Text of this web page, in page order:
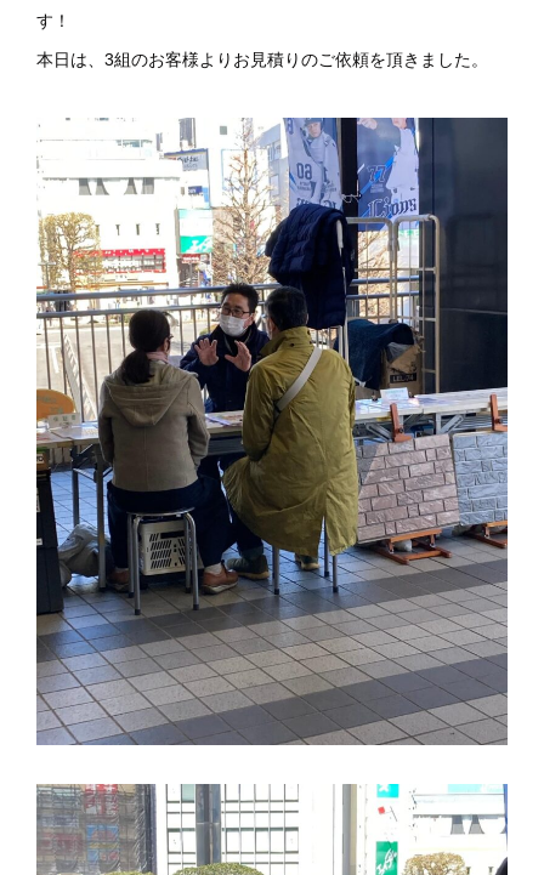
す！
本日は、3組のお客様よりお見積りのご依頼を頂きました。